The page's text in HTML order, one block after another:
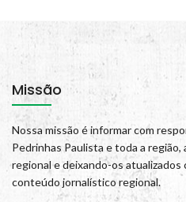
Missão
Nossa missão é informar com
Pedrinhas Paulista e toda a
regional e deixando-os
conteúdo jornalístico regional.